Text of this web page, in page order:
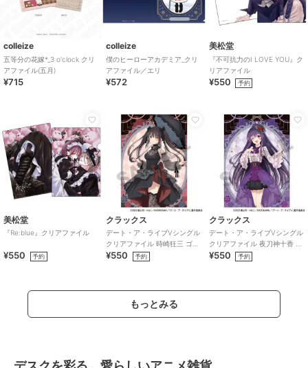
colleize
五等分の花嫁*_3 o'clock クリ
アファイル(五月)
¥715
colleize
僕のヒーローアカデミア_クリ
アファイル／エリ
¥572
美松堂
『不可抗力のI LOVE YOU』ク
リアファイル
¥550 予約
美松堂
『Re:blue』クリアファイル
¥550 予約
クラックス
デート・ア・ライブVシングル
クリアファイル 時崎狂三 ゴシ
ックドール
¥550 予約
クラックス
デート・ア・ライブVシングル
クリアファイル 夜刀神十香 ゴ
シックドール
¥550 予約
もっとみる